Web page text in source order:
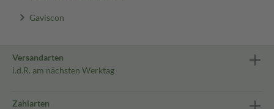
Gaviscon
Versandarten
i.d.R. am nächsten Werktag
Zahlarten